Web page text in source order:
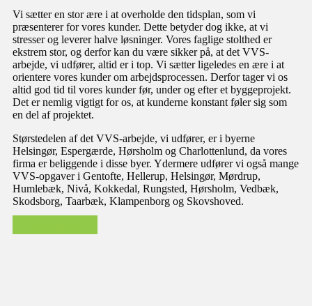
Vi sætter en stor ære i at overholde den tidsplan, som vi
præsenterer for vores kunder. Dette betyder dog ikke, at vi
stresser og leverer halve løsninger. Vores faglige stolthed er
ekstrem stor, og derfor kan du være sikker på, at det VVS-
arbejde, vi udfører, altid er i top. Vi sætter ligeledes en ære i at
orientere vores kunder om arbejdsprocessen. Derfor tager vi os
altid god tid til vores kunder før, under og efter et byggeprojekt.
Det er nemlig vigtigt for os, at kunderne konstant føler sig som
en del af projektet.​
Størstedelen af det VVS-arbejde, vi udfører, er i byerne
Helsingør, Espergærde, Hørsholm og Charlottenlund, da vores
firma er beliggende i disse byer. Ydermere udfører vi også mange
VVS-opgaver i Gentofte, Hellerup, Helsingør, Mørdrup,
Humlebæk, Nivå, Kokkedal, Rungsted, Hørsholm, Vedbæk,
Skodsborg, Taarbæk, Klampenborg og Skovshoved.